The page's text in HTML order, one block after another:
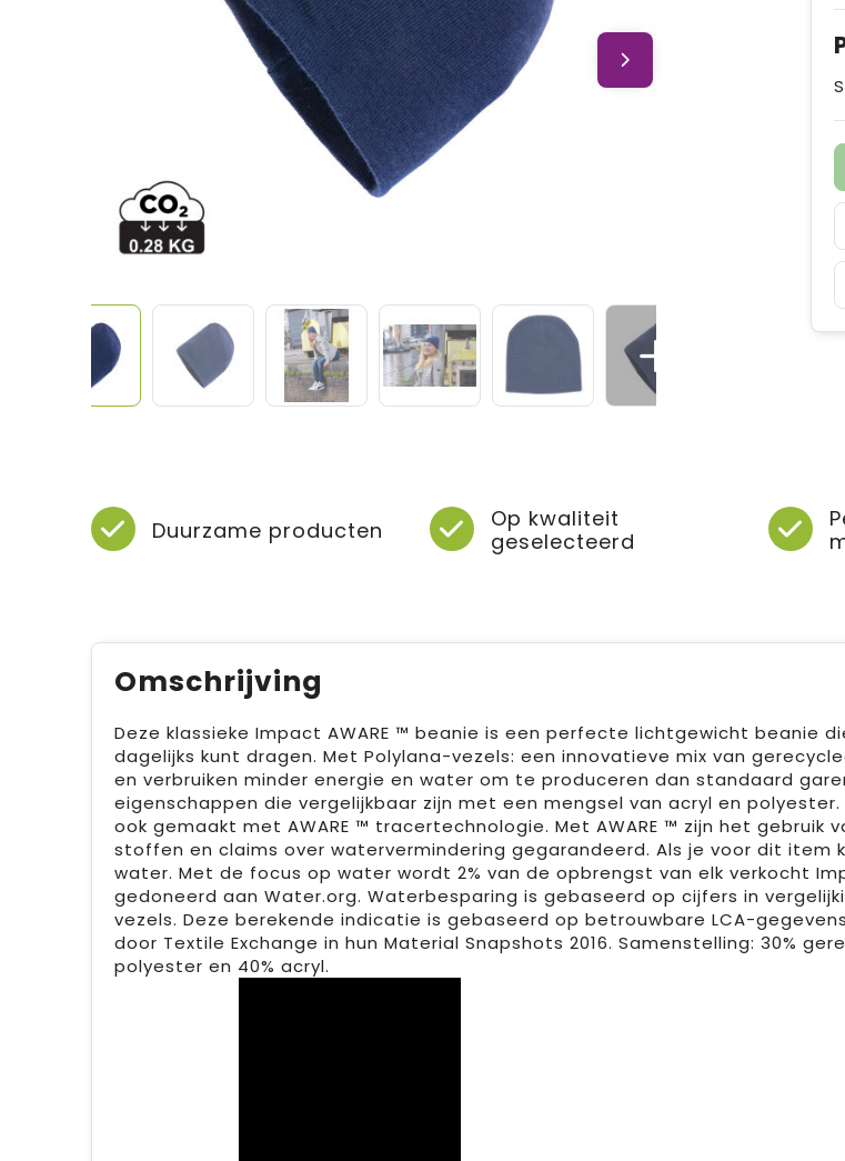
Duurzame producten
Op kwaliteit
geselecteerd
Omschrijving
Deze klassieke Impact AWARE ™ beanie is een perfecte lichtgewicht beanie
dagelijks kunt dragen. Met Polylana-vezels: een innovatieve mix van
en verbruiken minder energie en water om te produceren dan standaard
eigenschappen die vergelijkbaar zijn met een mengsel van acryl en
ook gemaakt met AWARE ™ tracertechnologie. Met AWARE ™ zijn het gebruik
stoffen en claims over watervermindering gegarandeerd. Als je voor dit item
water. Met de focus op water wordt 2% van de opbrengst van elk verkocht
gedoneerd aan Water.org. Waterbesparing is gebaseerd op cijfers in
vezels. Deze berekende indicatie is gebaseerd op betrouwbare LCA-
door Textile Exchange in hun Material Snapshots 2016. Samenstelling: 30%
polyester en 40% acryl.